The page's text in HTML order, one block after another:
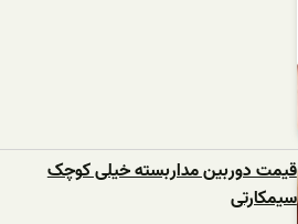
قیمت دوربین مداربسته خیلی کوچک
سیمکارتی